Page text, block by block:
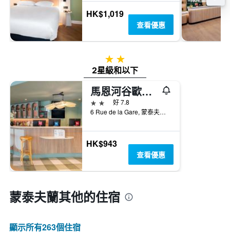
房
均
價
HK$1,019
查看優惠
2星級
2星級和以下
馬恩河谷歐洲谷宜必思快捷酒店
2星級
好 7.8
6 Rue de la Gare, 蒙泰夫蘭, 塞納-馬恩省, 法國
HK$943
查看優惠
蒙泰夫蘭​其他的住宿
顯示所有263​個住宿